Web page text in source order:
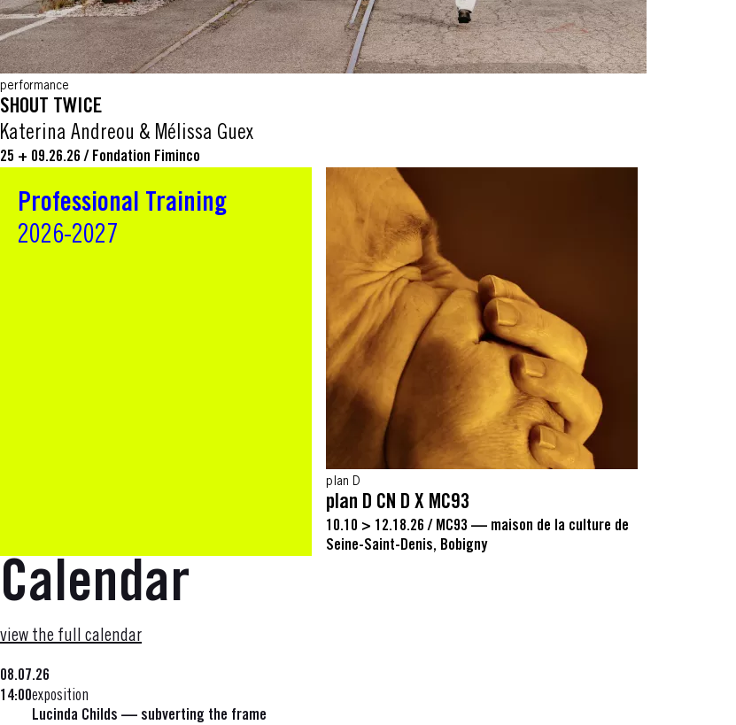
performance
SHOUT TWICE
Katerina Andreou & Mélissa Guex
25 + 09.26.26 / Fondation Fiminco
Professional Training
2026-2027
plan D
plan D CN D X MC93
10.10 > 12.18.26 / MC93 — maison de la culture de
Seine-Saint-Denis, Bobigny
Calendar
view the full calendar
08.07.26
14:00exposition
Lucinda Childs — subverting the frame